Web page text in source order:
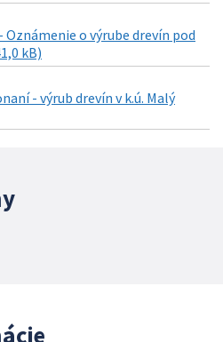
o výrube drevín pod
kB)
- výrub drevín v k.ú. Malý